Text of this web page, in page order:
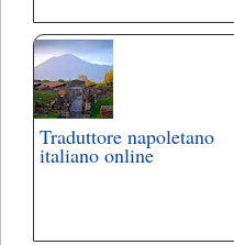
Traduttore napoletano
italiano online